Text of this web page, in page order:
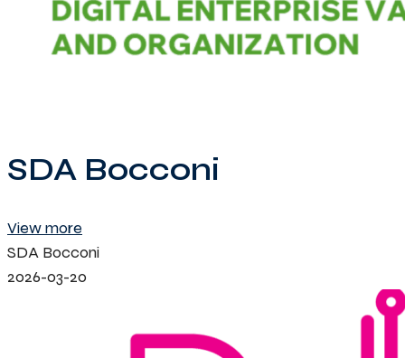
SDA Bocconi
View more
SDA Bocconi
2026-03-20